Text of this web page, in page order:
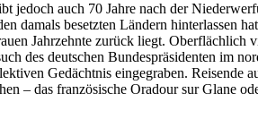
jedoch auch 70 Jahre nach der
damals besetzten Ländern hinterlassen
Jahrzehnte zurück liegt.
des deutschen Bundespräsidenten im
Gedächtnis eingegraben. Reisende
– das französische Oradour sur Glane